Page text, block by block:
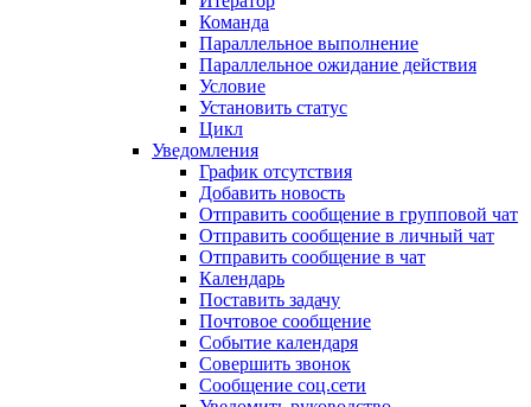
Команда
Параллельное выполнение
Параллельное ожидание действия
Условие
Установить статус
Цикл
Уведомления
График отсутствия
Добавить новость
Отправить сообщение в групповой чат
Отправить сообщение в личный чат
Отправить сообщение в чат
Календарь
Поставить задачу
Почтовое сообщение
Событие календаря
Совершить звонок
Сообщение соц.сети